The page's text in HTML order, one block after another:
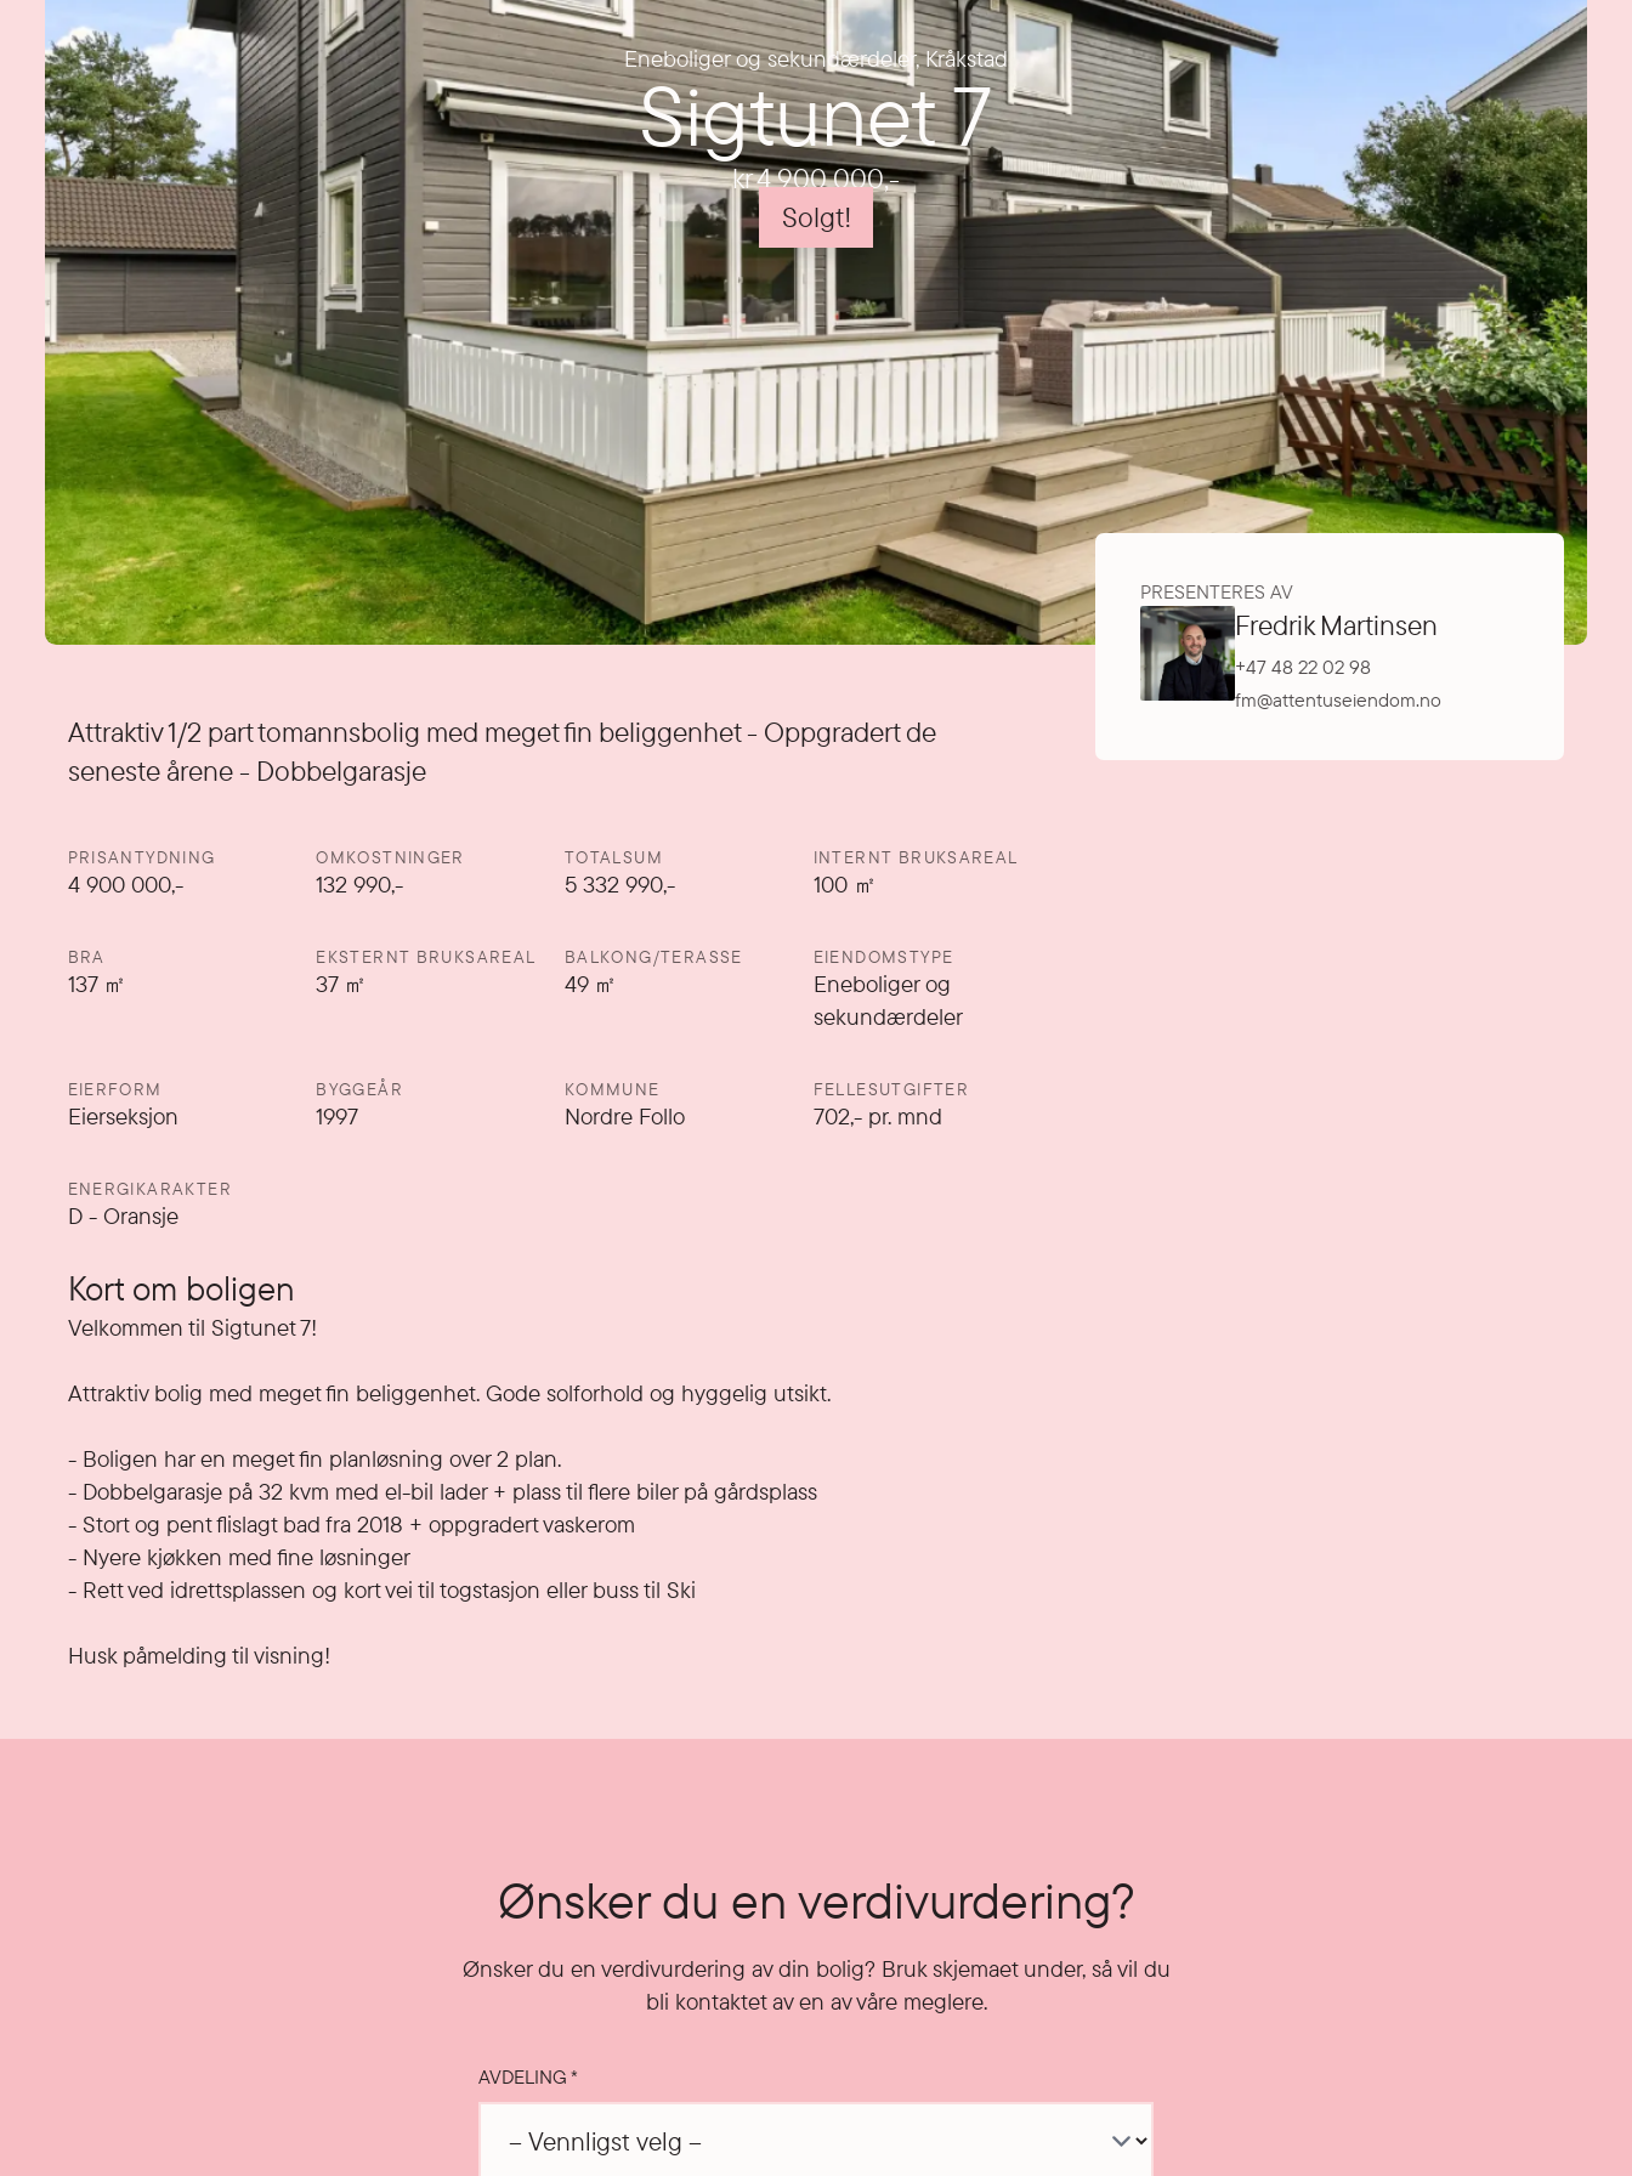
Eneboliger og sekundærdeler,Kråkstad
Sigtunet 7
kr 4 900 000,-
Solgt!
Attraktiv 1/2 part tomannsbolig med meget fin beliggenhet - Oppgradert de
seneste årene - Dobbelgarasje
Detaljer
PRISANTYDNING
4 900 000,-
OMKOSTNINGER
132 990,-
TOTALSUM
5 332 990,-
INTERNT BRUKSAREAL
100㎡
BRA
137㎡
EKSTERNT BRUKSAREAL
37㎡
BALKONG/TERASSE
49㎡
EIENDOMSTYPE
Eneboliger og
sekundærdeler
EIERFORM
Eierseksjon
BYGGEÅR
1997
KOMMUNE
Nordre Follo
FELLESUTGIFTER
702,- pr. mnd
ENERGIKARAKTER
D- Oransje
Kort om boligen
Velkommen til Sigtunet 7!
Attraktiv bolig med meget fin beliggenhet. Gode solforhold og hyggelig utsikt.
- Boligen har en meget fin planløsning over 2 plan.
- Dobbelgarasje på 32 kvm med el-bil lader + plass til flere biler på gårdsplass
- Stort og pent flislagt bad fra 2018 + oppgradert vaskerom
- Nyere kjøkken med fine løsninger
- Rett ved idrettsplassen og kort vei til togstasjon eller buss til Ski
Husk påmelding til visning!
PRESENTERES AV
Fredrik Martinsen
+47 48 22 02 98
fm@attentuseiendom.no
Ønsker du en verdivurdering?
Ønsker du en verdivurdering av din bolig? Bruk skjemaet under, så vil du
bli kontaktet av en av våre meglere.
AVDELING*